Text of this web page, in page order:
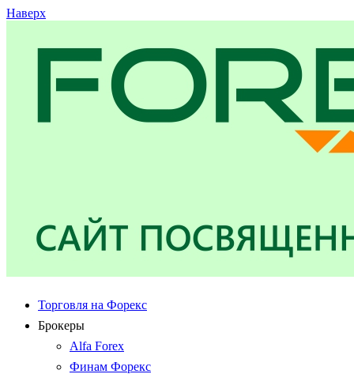
Наверх
Торговля на Форекс
Брокеры
Alfa Forex
Финам Форекс